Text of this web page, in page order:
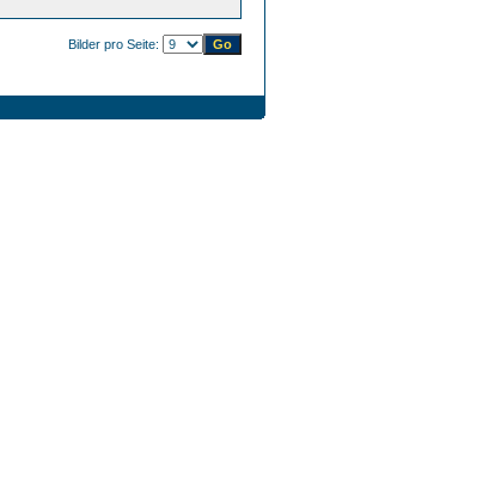
Bilder pro Seite: